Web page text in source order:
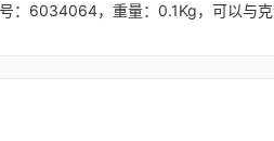
：6034064，重量：0.1Kg，可以与